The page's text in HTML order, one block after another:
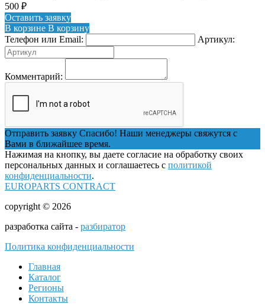
500 ₽
Оставить заявку
В корзине В корзину
Телефон или Email:
Артикул:
Комментарий:
Отправить заявку Спасибо! Наши менеджеры свяжутся с
Вами в ближайшее время.
Нажимая на кнопку, вы даете согласие на обработку своих
персональных данных и соглашаетесь с политикой
конфиденциальности.
EUROPARTS CONTRACT
copyright © 2026
разработка сайта - разбиратор
Политика конфиденциальности
Главная
Каталог
Регионы
Контакты